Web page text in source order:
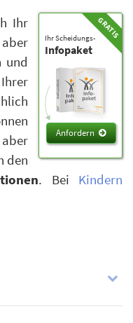
Ihr Scheidungs-
Infopaket
Anfordern
Ihr
und
den
. Bei Kindern